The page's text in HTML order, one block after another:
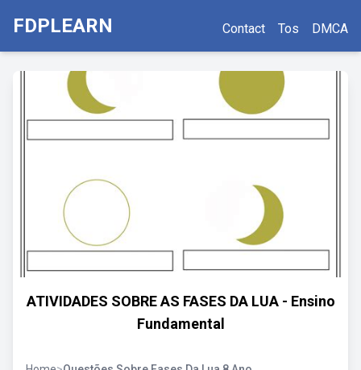
FDPLEARN Contact Tos DMCA
ATIVIDADES SOBRE AS FASES DA LUA - Ensino
Fundamental